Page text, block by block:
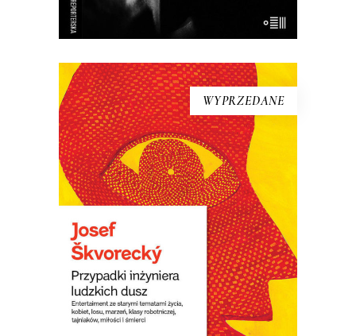
WYPRZEDANE
[EBOOK] Josef Škvorecký –
PRZYPADKI INŻYNIERA
LUDZKICH DUSZ
Książka – laureatka Nagrody Literackiej
Europy Środkowej Angelus. Uważana za
jedną z najlepszych czeskich powieści.
W Czechach określono ją „powieścią o
światowych ambicjach”. Wydana w
wydawnictwie emigracyjnym w 1977
roku, w Czechach wyszła dopiero po